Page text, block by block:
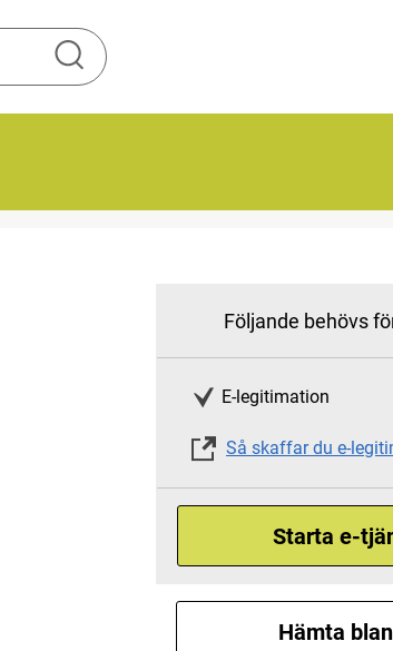
Följande behövs
E-legitimation
Så skaffar du e-
Starta e-
Hämta